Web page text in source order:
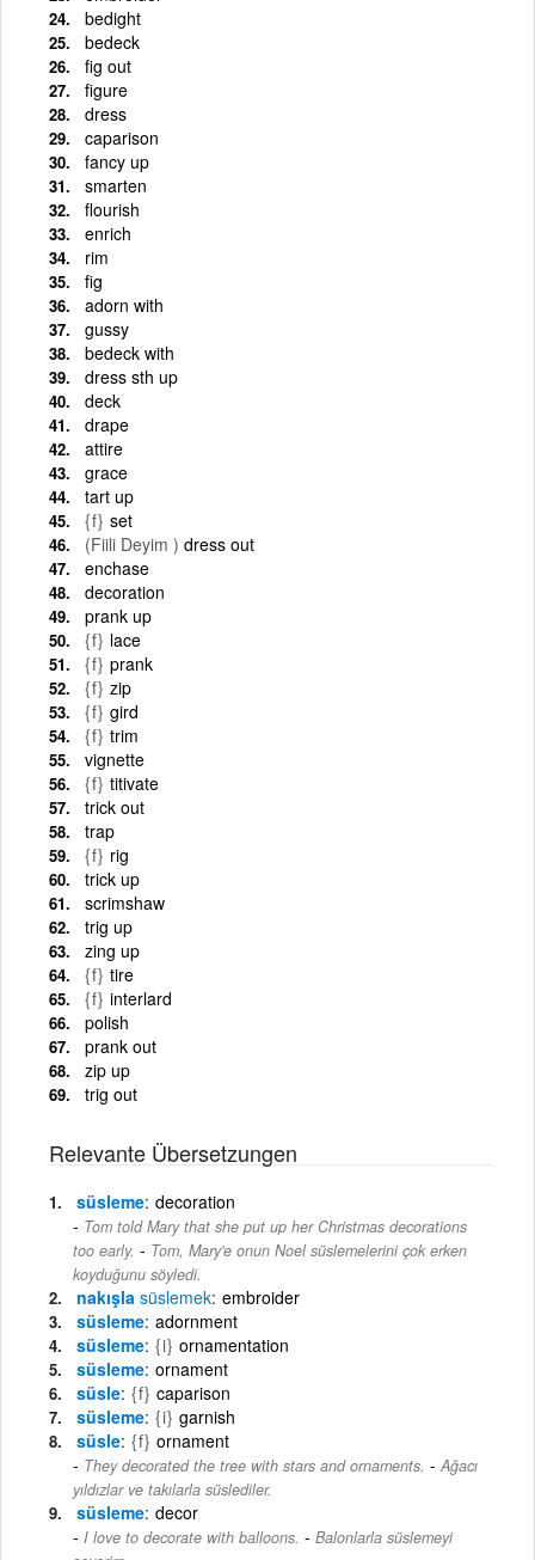
bedight
bedeck
fig out
figure
dress
caparison
fancy up
smarten
flourish
enrich
rim
fig
adorn with
gussy
bedeck with
dress sth up
deck
drape
attire
grace
tart up
{f} set
(Fiili Deyim ) dress out
enchase
decoration
prank up
{f} lace
{f} prank
{f} zip
{f} gird
{f} trim
vignette
{f} titivate
trick out
trap
{f} rig
trick up
scrimshaw
trig up
zing up
{f} tire
{f} interlard
polish
prank out
zip up
trig out
Relevante Übersetzungen
süsleme decoration
Tom told Mary that she put up her Christmas decorations
too early. - Tom, Mary'e onun Noel süslemelerini çok erken
koyduğunu söyledi.
nakışla süslemek embroider
süsleme adornment
süsleme {i} ornamentation
süsleme ornament
süsle {f} caparison
süsleme {i} garnish
süsle {f} ornament
They decorated the tree with stars and ornaments. - Ağacı
yıldızlar ve takılarla süslediler.
süsleme decor
I love to decorate with balloons. - Balonlarla süslemeyi